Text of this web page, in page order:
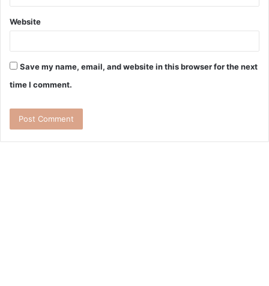
Website
Save my name, email, and website in this browser for the next
time I comment.